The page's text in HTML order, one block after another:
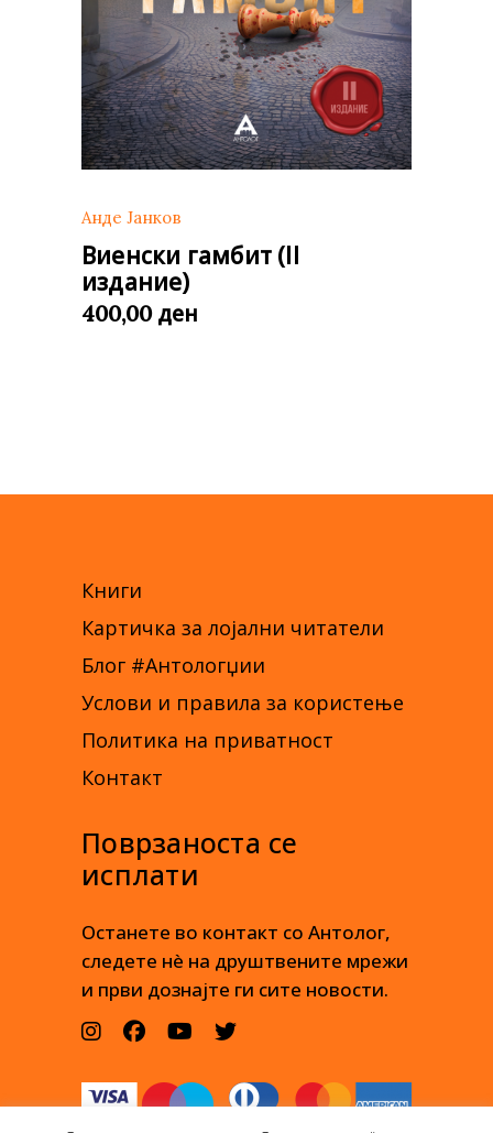
Анде Јанков
Виенски гамбит (II
издание)
400,00 ден
Книги
Картичка за лојални читатели
Блог #Антологџии
Услови и правила за користење
Политика на приватност
Контакт
Поврзаноста се
исплати
Останете во контакт со Антолог,
следете нè на друштвените мрежи
и први дознајте ги сите новости.